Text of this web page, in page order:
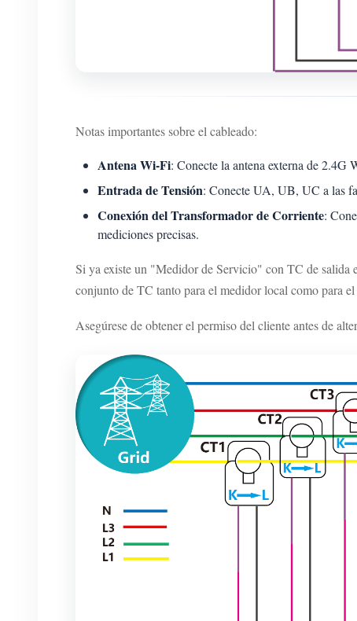
Notas importantes sobre el cableado:
Antena Wi-Fi: Conecte la antena externa de 2.4G
Entrada de Tensión: Conecte UA, UB, UC a las
Conexión del Transformador de Corriente:
mediciones precisas.
Si ya existe un "Medidor de Servicio" con TC de salida
conjunto de TC tanto para el medidor local como para
Asegúrese de obtener el permiso del cliente antes de